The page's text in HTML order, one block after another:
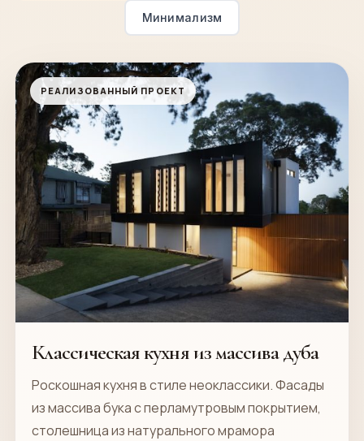
Минимализм
РЕАЛИЗОВАННЫЙ ПРОЕКТ
Классическая кухня из массива дуба
Роскошная кухня в стиле неоклассики. Фасады
из массива бука с перламутровым покрытием,
столешница из натурального мрамора